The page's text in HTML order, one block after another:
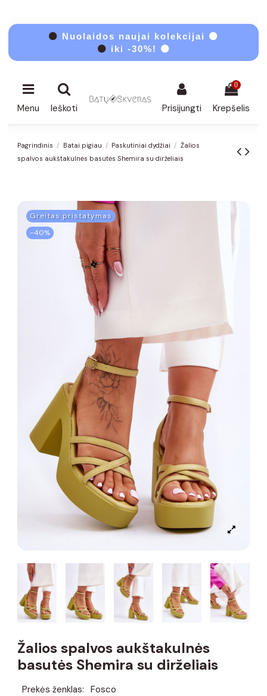
⚫ Nuolaidos naujai kolekcijai ⚫
⚫ iki -30%! ⚫
Menu Ieškoti Prisijungti
0
Krepšelis
Pagrindinis Batai pigiau Paskutiniai dydžiai
Žalios
spalvos aukštakulnės basutės Shemira su dirželiais
Greitas pristatymas
−40%
Žalios spalvos aukštakulnės
basutės Shemira su dirželiais
Prekės ženklas: Fosco